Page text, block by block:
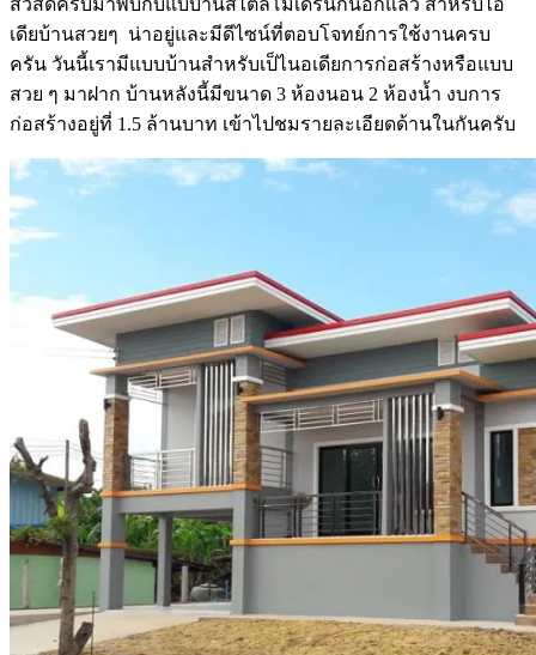
เดียบ้านสวยๆ น่าอยู่และมีดีไซน์ที่ตอบโจทย์การใช้งานครบ
ครัน วันนี้เรามีแบบบ้านสำหรับเป็ไนอเดียการก่อสร้างหรือแบบ
สวย ๆ มาฝาก บ้านหลังนี้มีขนาด 3 ห้องนอน 2 ห้องน้ำ งบการ
ก่อสร้างอยู่ที่ 1.5 ล้านบาท เข้าไปชมรายละเอียดด้านในกันครับ